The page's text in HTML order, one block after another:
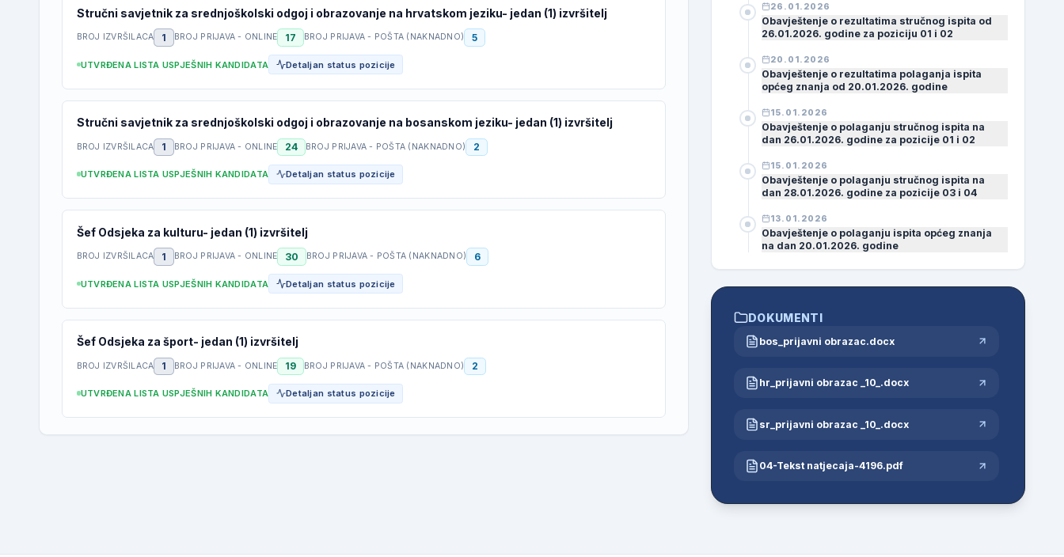
Stručni savjetnik za srednjoškolski odgoj i obrazovanje na hrvatskom jeziku- jedan (1) izvršitelj
BROJ IZVRŠILACA 1 BROJ PRIJAVA - ONLINE 17 BROJ PRIJAVA - POŠTA (NAKNADNO) 5
UTVRĐENA LISTA USPJEŠNIH KANDIDATA Detaljan status pozicije
Stručni savjetnik za srednjoškolski odgoj i obrazovanje na bosanskom jeziku- jedan (1) izvršitelj
BROJ IZVRŠILACA 1 BROJ PRIJAVA - ONLINE 24 BROJ PRIJAVA - POŠTA (NAKNADNO) 2
UTVRĐENA LISTA USPJEŠNIH KANDIDATA Detaljan status pozicije
Šef Odsjeka za kulturu- jedan (1) izvršitelj
BROJ IZVRŠILACA 1 BROJ PRIJAVA - ONLINE 30 BROJ PRIJAVA - POŠTA (NAKNADNO) 6
UTVRĐENA LISTA USPJEŠNIH KANDIDATA Detaljan status pozicije
Šef Odsjeka za šport- jedan (1) izvršitelj
BROJ IZVRŠILACA 1 BROJ PRIJAVA - ONLINE 19 BROJ PRIJAVA - POŠTA (NAKNADNO) 2
UTVRĐENA LISTA USPJEŠNIH KANDIDATA Detaljan status pozicije
26.01.2026
Obavještenje o rezultatima stručnog ispita od
26.01.2026. godine za poziciju 01 i 02
20.01.2026
Obavještenje o rezultatima polaganja ispita
općeg znanja od 20.01.2026. godine
15.01.2026
Obavještenje o polaganju stručnog ispita na
dan 26.01.2026. godine za pozicije 01 i 02
15.01.2026
Obavještenje o polaganju stručnog ispita na
dan 28.01.2026. godine za pozicije 03 i 04
13.01.2026
Obavještenje o polaganju ispita općeg znanja
na dan 20.01.2026. godine
DOKUMENTI
bos_prijavni obrazac.docx
hr_prijavni obrazac _10_.docx
sr_prijavni obrazac _10_.docx
04-Tekst natjecaja-4196.pdf